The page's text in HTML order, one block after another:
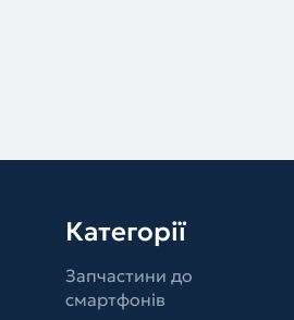
Категорії
Запчастини до
смартфонів